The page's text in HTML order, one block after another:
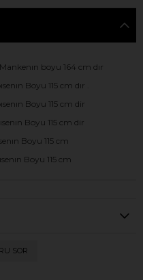
boyu 164 cm dır
Boyu 115 cm dır .
Boyu 115 cm dir
Boyu 115 cm dir
Boyu 115 cm
Boyu 115 cm
SOR